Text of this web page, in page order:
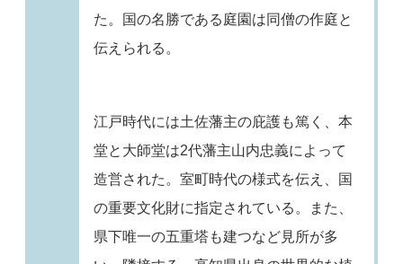
た。国の名勝である庭園は同僧の作庭と
伝えられる。
江戸時代には土佐藩主の庇護も篤く、本
堂と大師堂は2代藩主山内忠義によって
造営された。室町時代の様式を伝え、国
の重要文化財に指定されている。また、
県下唯一の五重塔も建つなど見所が多